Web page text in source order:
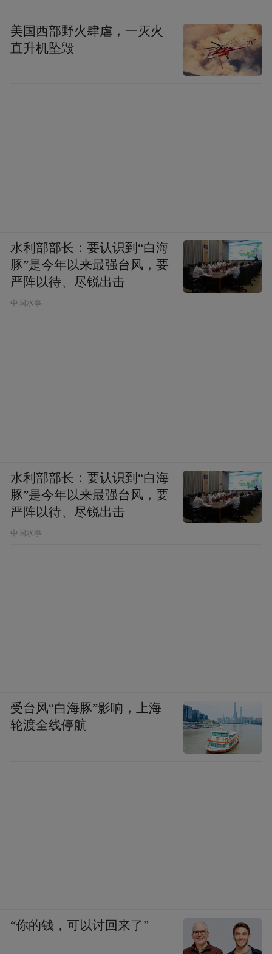
美国西部野火肆虐，一灭火
直升机坠毁
水利部部长：要认识到“白海
豚”是今年以来最强台风，要
严阵以待、尽锐出击
中国水事
水利部部长：要认识到“白海
豚”是今年以来最强台风，要
严阵以待、尽锐出击
中国水事
受台风“白海豚”影响，上海
轮渡全线停航
“你的钱，可以讨回来了”